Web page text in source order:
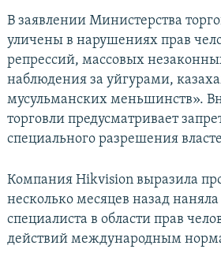
В заявлении Министерства
уличены в нарушениях прав
репрессий, массовых
наблюдения за уйгурами,
мусульманских меньшинств».
торговли предусматривает
специального разрешения
Компания Hikvision выразила
несколько месяцев назад
специалиста в области прав
действий международным